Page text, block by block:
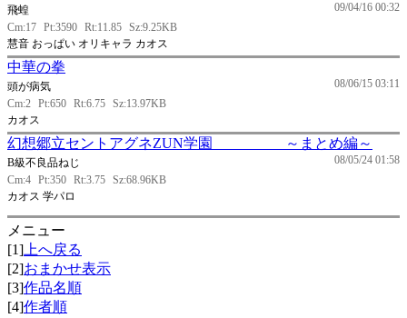
09/04/16 00:32
飛蝗
Cm:17 Pt:3590 Rt:11.85 Sz:9.25KB
慧音 おっぱい オリキャラ カオス
中華の拳
08/06/15 03:11
頭が病気
Cm:2 Pt:650 Rt:6.75 Sz:13.97KB
カオス
幻想郷立セントアグネZUN学園 ～まとめ編～
08/05/24 01:58
B級不良品ねじ
Cm:4 Pt:350 Rt:3.75 Sz:68.96KB
カオス 学パロ
メニュー
[1] 上へ戻る
[2]おまかせ表示
[3]作品名順
[4]作者順